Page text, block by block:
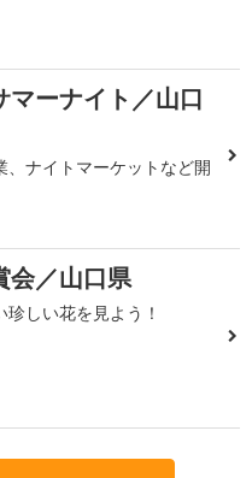
マーナイト／山口
、ナイトマーケットなど開
会／山口県
しい花を見よう！